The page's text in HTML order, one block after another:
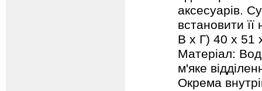
аксесуарів.
встановити
В х Г) 40 x 51
Матеріал:
м'яке
Окрема